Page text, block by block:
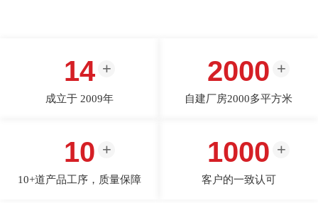
14
成立于 2009年
2000
自建厂房2000多平方米
10
10+道产品工序，质量保障
1000
客户的一致认可